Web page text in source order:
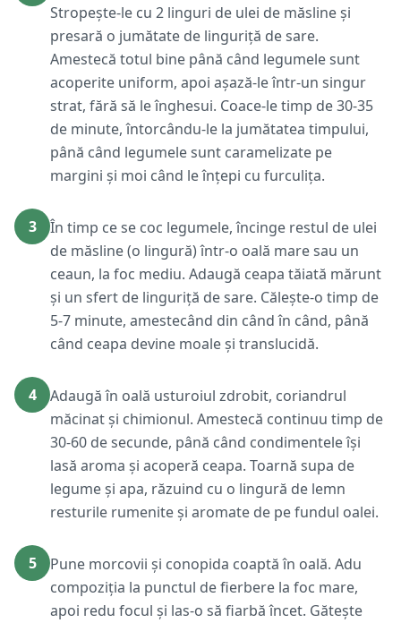
Stropește-le cu 2 linguri de ulei de măsline și
presară o jumătate de linguriță de sare.
Amestecă totul bine până când legumele sunt
acoperite uniform, apoi așază-le într-un singur
strat, fără să le înghesui. Coace-le timp de 30-35
de minute, întorcându-le la jumătatea timpului,
până când legumele sunt caramelizate pe
margini și moi când le înțepi cu furculița.
3
În timp ce se coc legumele, încinge restul de ulei
de măsline (o lingură) într-o oală mare sau un
ceaun, la foc mediu. Adaugă ceapa tăiată mărunt
și un sfert de linguriță de sare. Călește-o timp de
5-7 minute, amestecând din când în când, până
când ceapa devine moale și translucidă.
4
Adaugă în oală usturoiul zdrobit, coriandrul
măcinat și chimionul. Amestecă continuu timp de
30-60 de secunde, până când condimentele își
lasă aroma și acoperă ceapa. Toarnă supa de
legume și apa, răzuind cu o lingură de lemn
resturile rumenite și aromate de pe fundul oalei.
5
Pune morcovii și conopida coaptă în oală. Adu
compoziția la punctul de fierbere la foc mare,
apoi redu focul și las-o să fiarbă încet. Gătește